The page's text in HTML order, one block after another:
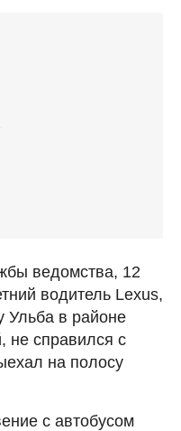
ведомства, 12
водитель Lexus,
Ульба в районе
не справился с
на полосу
с автобусом